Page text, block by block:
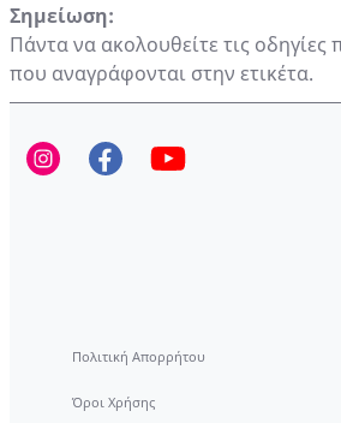
Σημείωση:
Πάντα να ακολουθείτε τις οδηγίες
που αναγράφονται στην ετικέτα.
Πολιτική Απορρήτου
Όροι Χρήσης